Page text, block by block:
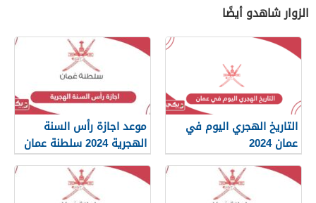
الزوار شاهدو أيضًا
التاريخ الهجري اليوم في
عمان 2024
موعد اجازة رأس السنة
الهجرية 2024 سلطنة عمان